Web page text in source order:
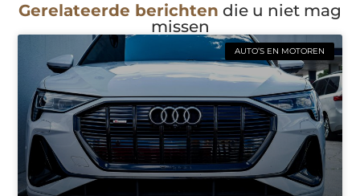
Gerelateerde berichten die u niet mag
missen
AUTO’S EN MOTOREN